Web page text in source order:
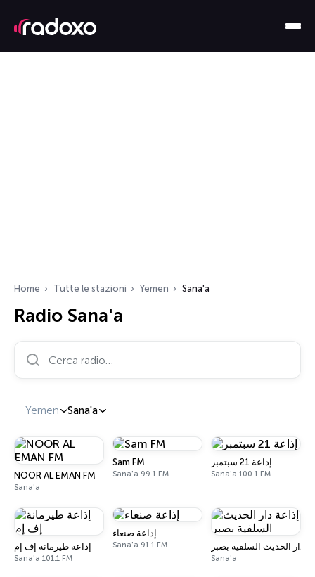
Home Tutte le stazioni Yemen Sana'a
Radio Sana'a
Cerca radio…
Yemen Sana'a
NOOR AL EMAN FM
Sana'a
Sam FM
Sana'a 99.1 FM
إذاعة 21 سبتمبر
Sana'a 100.1 FM
إذاعة طيرمانة إف إم
Sana'a 101.1 FM
إذاعة صنعاء
Sana'a 91.1 FM دار الحديث السلفية بصبر
Sana'a